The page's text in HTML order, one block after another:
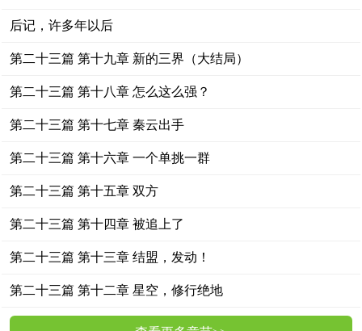
~~~
后记，许多年以后
第二十三篇 第十九章 新的三界（大结局）
第二十三篇 第十八章 怎么这么强？
第二十三篇 第十七章 秦云出手
第二十三篇 第十六章 一个单挑一群
第二十三篇 第十五章 双方
第二十三篇 第十四章 被追上了
第二十三篇 第十三章 结盟，发动！
第二十三篇 第十二章 星空，修行绝地